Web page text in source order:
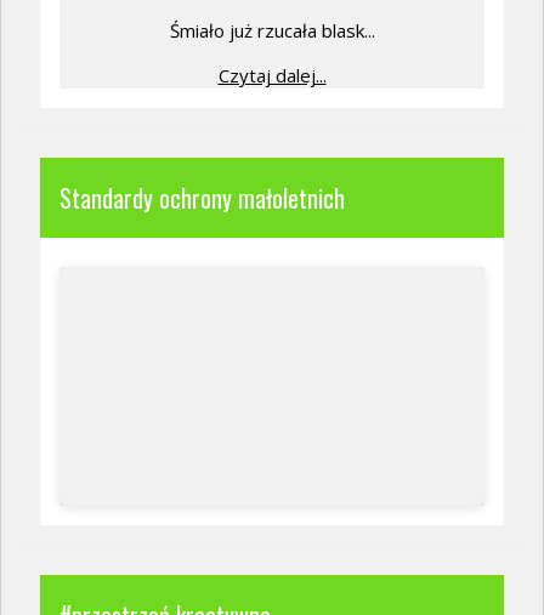
Śmiało już rzucała blask...
Czytaj dalej...
Standardy ochrony małoletnich